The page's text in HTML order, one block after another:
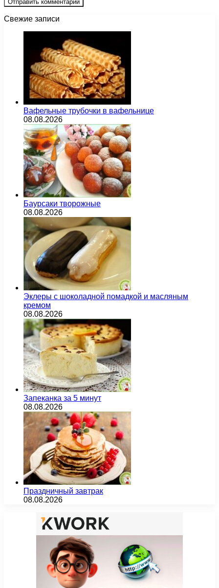
Свежие записи
Вафельные трубочки в вафельнице
08.08.2026
Баурсаки творожные
08.08.2026
Эклеры с шоколадной помадкой и масляным
кремом
08.08.2026
Запеканка за 5 минут
08.08.2026
Праздничный завтрак
08.08.2026